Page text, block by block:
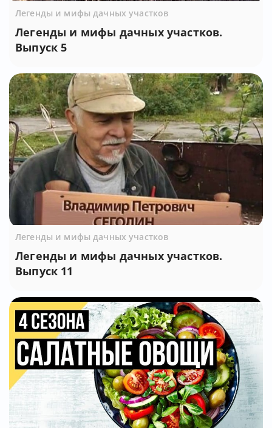
Легенды и мифы дачных участков
Легенды и мифы дачных участков.
Выпуск 5
Легенды и мифы дачных участков
Легенды и мифы дачных участков.
Выпуск 11